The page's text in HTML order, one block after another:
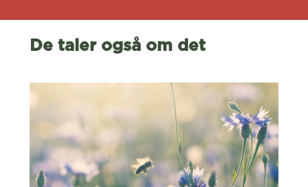
De taler også om det